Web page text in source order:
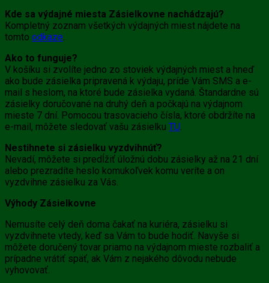
Kde sa výdajné miesta Zásielkovne nachádzajú?
Kompletný zoznam všetkých výdajných miest nájdete na
tomto odkaze.
Ako to funguje?
V košíku si zvolíte jedno zo stoviek výdajných miest a hneď
ako bude zásielka pripravená k výdaju, príde Vám SMS a e-
mail s heslom, na ktoré bude zásielka vydaná. Štandardne sú
zásielky doručované na druhý deň a počkajú na výdajnom
mieste 7 dní. Pomocou trasovacieho čísla, ktoré obdržíte na
e-mail, môžete sledovať vašu zásielku TU.
Nestihnete si zásielku vyzdvihnúť?
Nevadí, môžete si predĺžiť úložnú dobu zásielky až na 21 dní
alebo prezradíte heslo komukoľvek komu veríte a on
vyzdvihne zásielku za Vás.
Výhody Zásielkovne
Nemusíte celý deň doma čakať na kuriéra, zásielku si
vyzdvihnete vtedy, keď sa Vám to bude hodiť. Navyše si
môžete doručený tovar priamo na výdajnom mieste rozbaliť a
prípadne vrátiť späť, ak Vám z nejakého dôvodu nebude
vyhovovať.